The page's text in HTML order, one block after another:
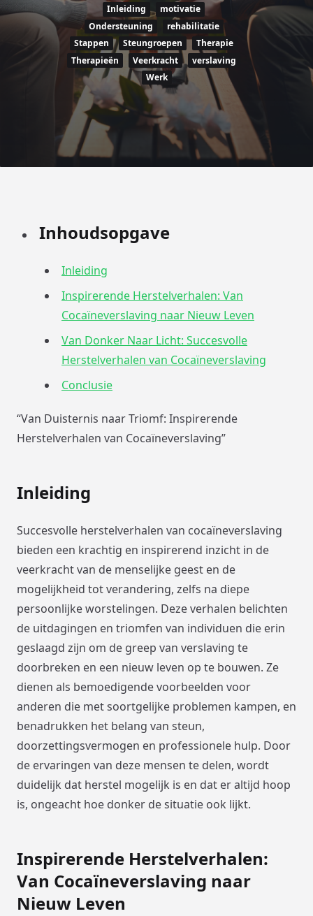
Inleiding
motivatie
Ondersteuning
rehabilitatie
Stappen
Steungroepen
Therapie
Therapieën
Veerkracht
verslaving
Werk
Inhoudsopgave
Inleiding
Inspirerende Herstelverhalen: Van
Cocaïneverslaving naar Nieuw Leven
Van Donker Naar Licht: Succesvolle
Herstelverhalen van Cocaïneverslaving
Conclusie
“Van Duisternis naar Triomf: Inspirerende
Herstelverhalen van Cocaïneverslaving”
Inleiding
Succesvolle herstelverhalen van cocaïneverslaving
bieden een krachtig en inspirerend inzicht in de
veerkracht van de menselijke geest en de
mogelijkheid tot verandering, zelfs na diepe
persoonlijke worstelingen. Deze verhalen belichten
de uitdagingen en triomfen van individuen die erin
geslaagd zijn om de greep van verslaving te
doorbreken en een nieuw leven op te bouwen. Ze
dienen als bemoedigende voorbeelden voor
anderen die met soortgelijke problemen kampen, en
benadrukken het belang van steun,
doorzettingsvermogen en professionele hulp. Door
de ervaringen van deze mensen te delen, wordt
duidelijk dat herstel mogelijk is en dat er altijd hoop
is, ongeacht hoe donker de situatie ook lijkt.
Inspirerende Herstelverhalen:
Van Cocaïneverslaving naar
Nieuw Leven